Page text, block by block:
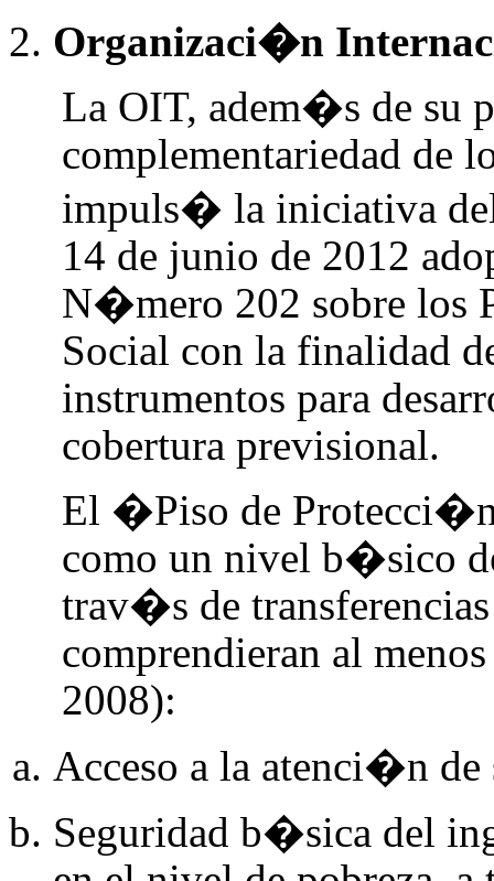
Organizaci�n
La OIT, adem�s de su
complementariedad de
impuls� la iniciativa
14 de junio de 2012
N�mero 202 sobre los
Social con la finalidad
instrumentos para
cobertura previsional.
El �Piso de
como un nivel b�sico
trav�s de
comprendieran al
2008):
Acceso a la atenci�n de
Seguridad b�sica del